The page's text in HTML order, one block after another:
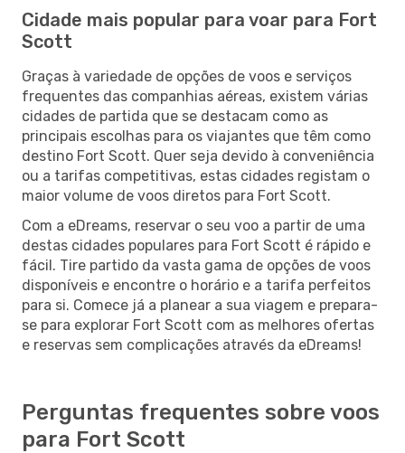
Cidade mais popular para voar para Fort
Scott
Graças à variedade de opções de voos e serviços
frequentes das companhias aéreas, existem várias
cidades de partida que se destacam como as
principais escolhas para os viajantes que têm como
destino Fort Scott. Quer seja devido à conveniência
ou a tarifas competitivas, estas cidades registam o
maior volume de voos diretos para Fort Scott.
Com a eDreams, reservar o seu voo a partir de uma
destas cidades populares para Fort Scott é rápido e
fácil. Tire partido da vasta gama de opções de voos
disponíveis e encontre o horário e a tarifa perfeitos
para si. Comece já a planear a sua viagem e prepara-
se para explorar Fort Scott com as melhores ofertas
e reservas sem complicações através da eDreams!
Perguntas frequentes sobre voos
para Fort Scott